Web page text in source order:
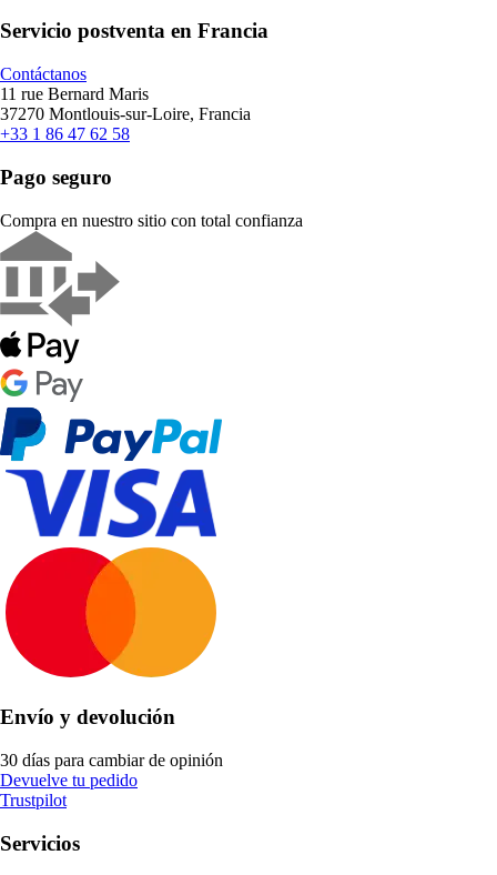
Servicio postventa en Francia
Contáctanos
11 rue Bernard Maris
37270 Montlouis-sur-Loire, Francia
+33 1 86 47 62 58
Pago seguro
Compra en nuestro sitio con total confianza
Envío y devolución
30 días para cambiar de opinión
Devuelve tu pedido
Trustpilot
Servicios